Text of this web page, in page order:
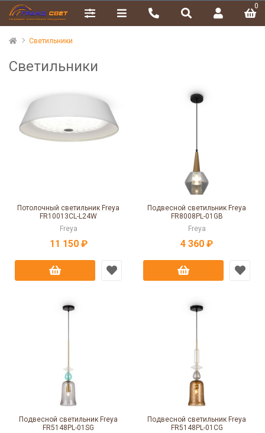
0
Светильники
Светильники
Фильтр
Цена
Бренд
Потолочный светильник Freya
FR10013CL-L24W
Freya
11 150 ₽
Подвесной светильник Freya
FR8008PL-01GB
Freya
4 360 ₽
Подвесной светильник Freya
FR5148PL-01SG
Подвесной светильник Freya
FR5148PL-01CG